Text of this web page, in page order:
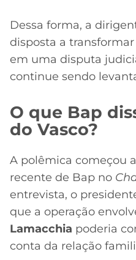
Dessa forma, a
disposta a
em uma disputa
continue sendo
O que Bap
do Vasco?
A polêmica começou
recente de Bap no
entrevista, o
que a operação
Lamacchia poderia
conta da relação